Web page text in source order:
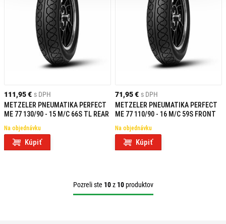
Montážne nástroje: Na bezpečnú a jednoduchú výmenu pneumatík.
Opravné sady:Rýchle riešenie na opravu pneumatík v prípade
defektu.
Výber správnych klasických pneumatík je kľúčový pre bezpečnú a komfortnú
alebo potrebujete poradiť pri výbere, neváhajte nás kontaktovať.
111,95 € s DPH
METZELER PNEUMATIKA PERFECT
ME 77 130/90 - 15 M/C 66S TL REAR
Na objednávku
Kúpiť
71,95 € s DPH
METZELER PNEUMATIKA PERFECT
ME 77 110/90 - 16 M/C 59S FRONT
Na objednávku
Kúpiť
Pozreli ste 10z 10produktov